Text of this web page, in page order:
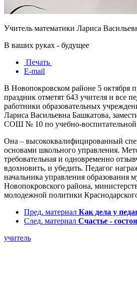
Учитель математики Лариса
В ваших руках - будущее
Печать
E-mail
В Новопокровском районе 5 октября
праздник отметят 643 учителя и все
работники образовательных
Лариса Васильевна Башкатова,
СОШ № 10 по учебно-воспитательной
Она – высококвалифицированный
основами школьного управления.
требовательная и одновременно
вдохновить, и убедить. Педагог
начальника управления образования
Новопокровского района,
молодежной политики
Пред. материал Как дела у
След. материал Счастье -
учитель